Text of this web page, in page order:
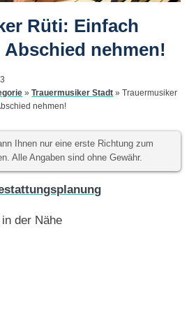
Rüti: Einfach
nehmen!
»Trauermusiker Stadt »Trauermusiker
nehmen!
Ihnen nur eine erste Richtung zum
Alle Angaben sind ohne Gewähr.
der Nähe